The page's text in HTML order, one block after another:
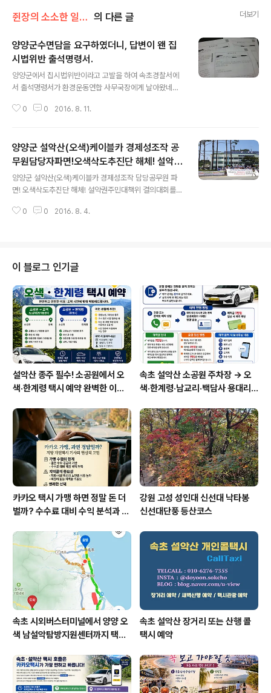
쥔장의 소소한 일상/설악산 케이블카 설치 NO 의 다른 글 더보기
양양군수면담을 요구하였더니, 답변이 왠 집
시법위반 출석명령서.
양양군에서 집시법위반이라고 고발을 하여 속초경찰서에
서 출석명령서가 환경운동연합 사무국장에게 날아왔네요.
다. 그러나, 양양군수는 아무런 답변이 없었지요. 그래서,
지부동 철밥통에 시키지도 않을 짓을 알아서 조작을 했을
까요? 하여간 이 담당 공무원들이 경제성 허위조작으로 검
찰에 불기속 기소가 되었습니다. 이런 허위 경제성조작으
로 부풀여졌고, 환경피해는 축소하여 정부에 보고하여 케
이블카 승인 사업을 따냈습니다. 이게 허위이다 보니, 당연
히 재심사를 하거나, 사업자체가 취소되거나하는 것이 상
0 0 2016. 8. 11.
양양군 설악산(오색)케이블카 경제성조작 공
무원담당자파면!오색삭도추진단 해체! 설악권
주민대책위 결의대회-2016년8월4일
양양군 설악산(오색)케이블카 경제성조작 담당공무원 파
면! 오색삭도추진단 해체! 설악권주민대책위 결의대회를
많은 분들이 참여하셔서 모두에게 힘이 되었습니다. 양양
도 불구하고 양양군과 정권은 아무렇치도 않은 듯, 그냥 계
속하여 추진하려고 합니다. 세상이 온통 가짜가 판을 치니,
이 정도 허위조작문서는 가짜측에도 들지 않을 모양입니
다. 이런 양양군수와 공무원들이 혈세 수백억을 타내기 위
해 허위조작을 하여 대국민 사기극을 벌인 것입니다. 힘없
는 복지부동 철밥통 말단 공무원들이 알아서 조작을 했겠
습..
0 0 2016. 8. 4.
이 블로그 인기글
설악산 종주 필수! 소공원에서 오
색·한계령 택시 예약 완벽한 이용
속초 설악산 소공원 주차장 → 오
색·한계령·남교리·백담사 용대리
카카오 택시 가맹 하면 정말 돈 더
벌까? 수수료 대비 수익 분석과 비
강원 고성 성인대 신선대 낙타봉
신선대단풍 등산코스
속초 시외버스터미널에서 양양 오
색 남설악탐방지원센터까지 택시
속초 설악산 장거리 또는 산행 콜
택시 예약